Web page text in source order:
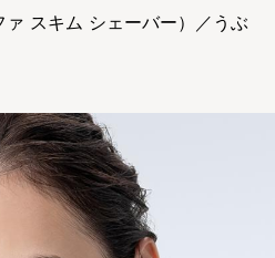
ァ スキム シェーバー）／うぶ